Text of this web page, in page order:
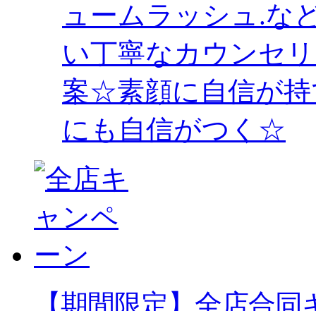
ュームラッシュ.な
い丁寧なカウンセ
案☆素顔に自信が
にも自信がつく☆
【期間限定】全店合